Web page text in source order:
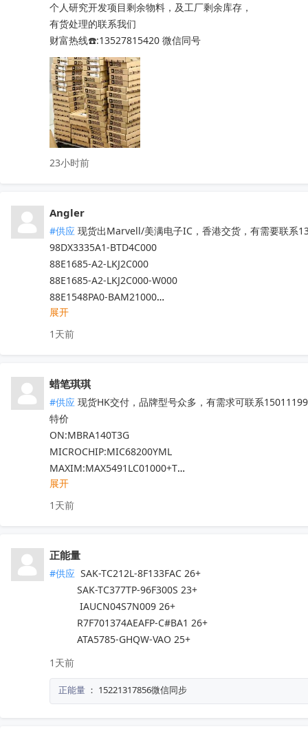
个人研究开发项目剩余物料，及工厂剩余库存，
有货处理的联系我们
财富热线☎️:13527815420 微信同号
23小时前
Angler
#供应 现货出Marvell/美满电子IC，香港交货，有需要联系
98DX3335A1-BTD4C000
88E1685-A2-LKJ2C000
88E1685-A2-LKJ2C000-W000
88E1548PA0-BAM21000
……
专营Marvell十八年，300+库存料号，其它Marvell的料发料
展开
1天前
蜡笔琪琪
#供应 现货HK交付，品牌型号众多，有需求可联系
特价
ON:MBRA140T3G
MICROCHIP:MIC68200YML
MAXIM:MAX5491LC01000+T
ADI:ADP7182AUJZ-R7
其他PN可沟通确认
展开
1天前
正能量
#供应 SAK-TC212L-8F133FAC 26+
          ATA5785-GHQW-VAO 25+
1天前
正能量 ： 15221317856微信同步